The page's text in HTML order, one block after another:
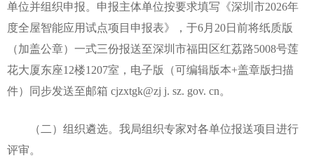
单位并组织申报。申报主体单位按要求填写《深圳市2026年
度全屋智能应用试点项目申报表》，于6月20日前将纸质版
（加盖公章）一式三份报送至深圳市福田区红荔路5008号莲
花大厦东座12楼1207室，电子版（可编辑版本+盖章版扫描
件）同步发送至邮箱 cjzxtgk@zj j. sz. gov. cn。
（二）组织遴选。我局组织专家对各单位报送项目进行
评审。